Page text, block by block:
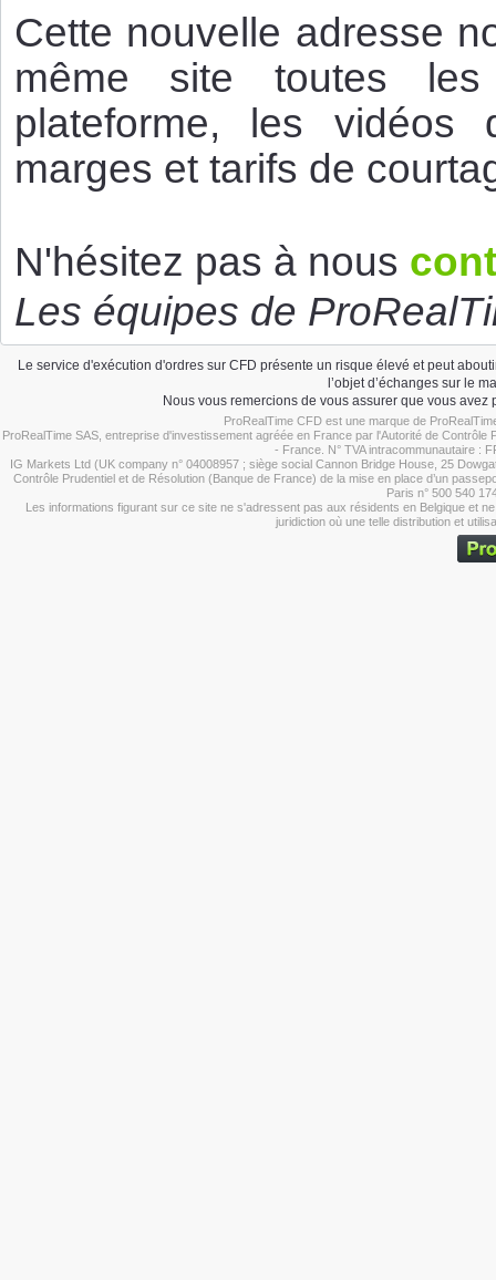
Cette nouvelle adresse
même site toutes
plateforme, les vidéos
marges et tarifs de
N'hésitez pas à nous
Les équipes de
Le service d'exécution d'ordres sur CFD présente un risque élevé et peut
l’objet d’échanges sur le
Nous vous remercions de vous assurer que vous
ProRealTime CFD est une marque de
ProRealTime SAS, entreprise d'investissement agréée en France par l'Autorité de
- France. N° TVA intracommunautaire :
IG Markets Ltd (UK company n° 04008957 ; siège social Cannon Bridge House, 25
Contrôle Prudentiel et de Résolution (Banque de France) de la mise en place d’un
Paris n° 500 540
Les informations figurant sur ce site ne s'adressent pas aux résidents en Belgique et
juridiction où une telle distribution et